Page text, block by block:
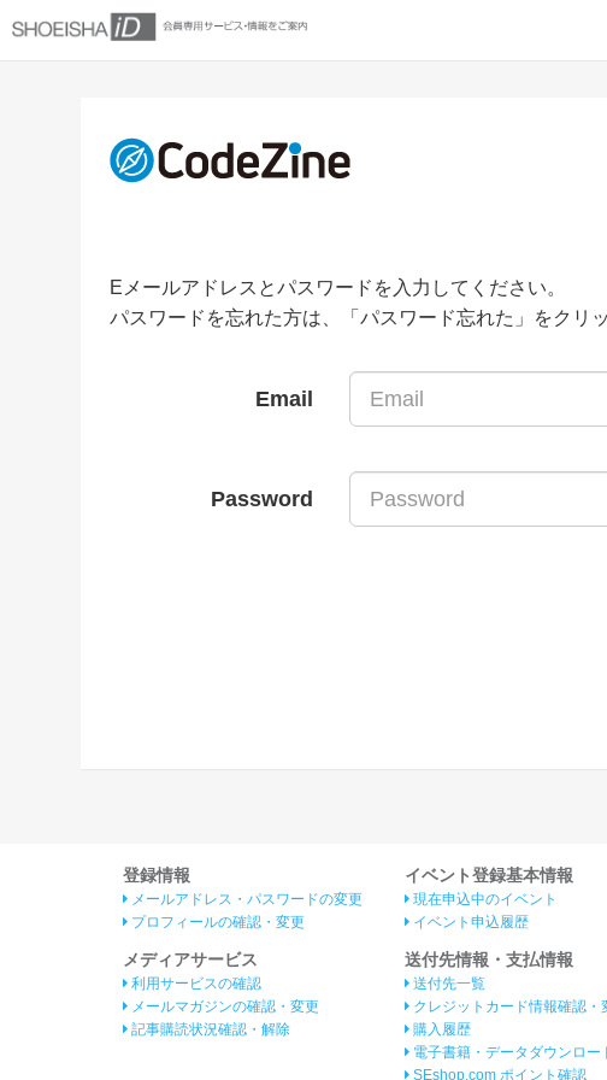
Eメールアドレスとパスワードを入力してください。
パスワードを忘れた方は、「パスワード忘れた」をクリ
Email
Password
登録情報
メールアドレス・パスワードの変更
プロフィールの確認・変更
メディアサービス
利用サービスの確認
メールマガジンの確認・変更
記事購読状況確認・解除
イベント登録基本情報
現在申込中のイベント
イベント申込履歴
送付先情報・支払情報
送付先一覧
クレジットカード情報確認・
購入履歴
電子書籍・データダウンロー
SEshop.com ポイント確認